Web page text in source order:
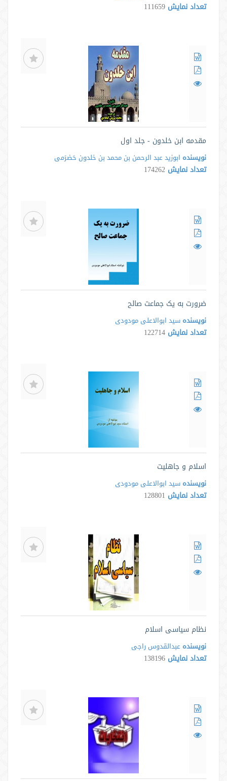
تعداد نمایش 111659
مقدمه ابن خلدون - جلد اول
نویسنده ابوزید عبد الرحمن بن محمد بن خلدون حَضرَمی
تعداد نمایش 174262
ضرورت به یک جماعت صالح
نویسنده سید ابوالاعلی مودودی
تعداد نمایش 122714
اسلام و جاهلیت
نویسنده سید ابوالاعلی مودودی
تعداد نمایش 128801
نظام سیاسی اسلام
نویسنده عبدالقدوس راجی
تعداد نمایش 138196